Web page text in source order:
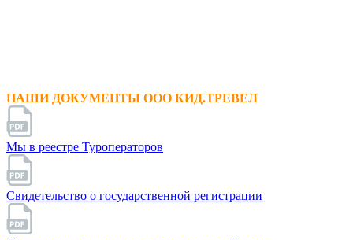
НАШИ ДОКУМЕНТЫ ООО КИД.ТРЕВЕЛ
Мы в реестре Туроператоров
Свидетельство о государственной регистрации